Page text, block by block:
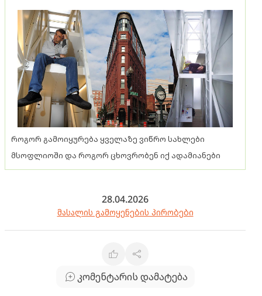
როგორ გამოიყურება ყველაზე ვიწრო სახლები
მსოფლიოში და როგორ ცხოვრობენ იქ ადამიანები
28.04.2026
მასალის გამოყენების პირობები
კომენტარის დამატება